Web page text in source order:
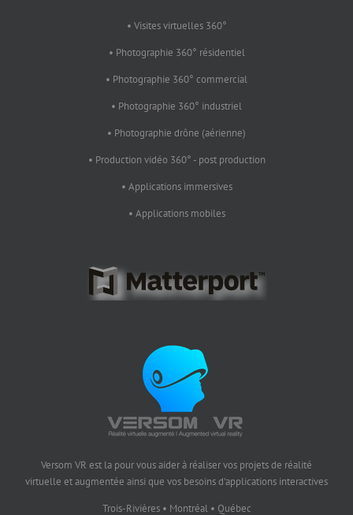
• Visites virtuelles 360°
• Photographie 360° résidentiel
• Photographie 360° commercial
• Photographie 360° industriel
• Photographie drône (aérienne)
• Production vidéo 360° - post production
• Applications immersives
• Applications mobiles
Versom VR est la pour vous aider à réaliser vos projets de réalité
virtuelle et augmentée ainsi que vos besoins d'applications interactives
Trois-Rivières • Montréal • Québec